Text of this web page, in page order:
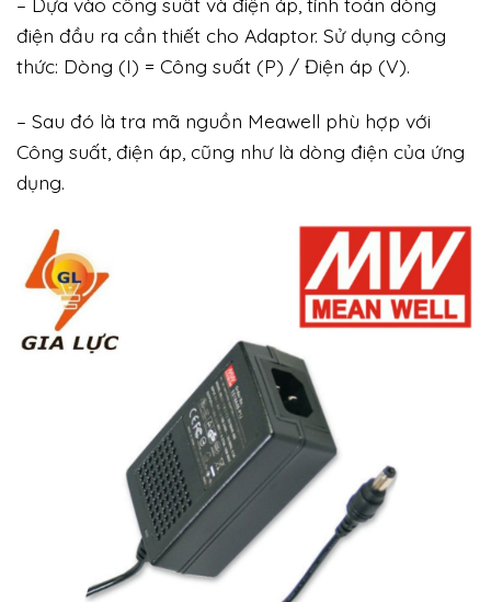
điện đầu ra cần thiết cho Adaptor. Sử dụng công
thức: Dòng (I) = Công suất (P) / Điện áp (V).
– Sau đó là tra mã nguồn Meawell phù hợp với
Công suất, điện áp, cũng như là dòng điện của ứng
dụng.